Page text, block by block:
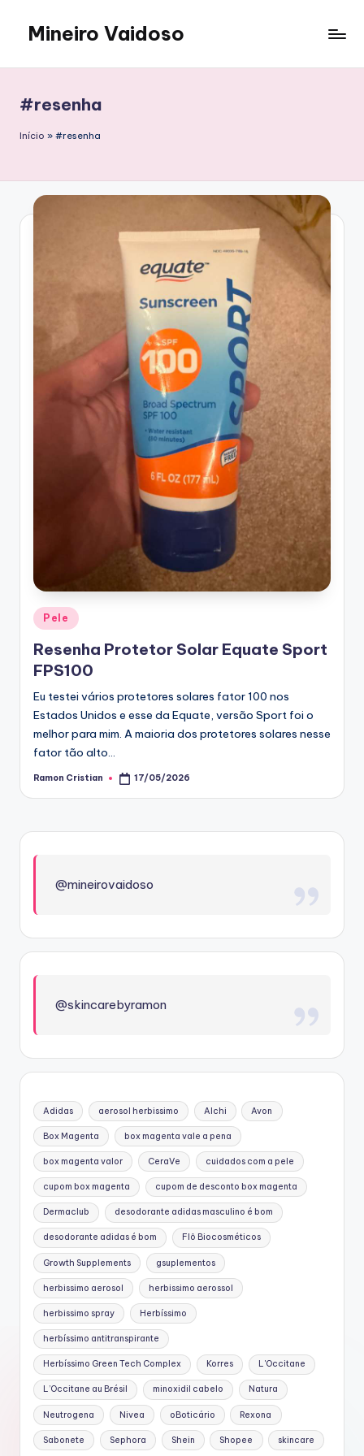
content
Mineiro Vaidoso
Autocuidado
e
Resenhas
#resenha
Início » #resenha
Posted
in
Pele
Resenha Protetor Solar Equate Sport
FPS100
Eu testei vários protetores solares fator 100 nos
Estados Unidos e esse da Equate, versão Sport foi o
melhor para mim. A maioria dos protetores solares nesse
fator tão alto…
Posted
Ramon Cristian 17/05/2026
@mineirovaidoso
@skincarebyramon
Adidas aerosol herbissimo Alchi Avon
Box Magenta box magenta vale a pena
box magenta valor CeraVe cuidados com a pele
cupom box magenta cupom de desconto box magenta
Dermaclub desodorante adidas masculino é bom
desodorante adidas é bom Flô Biocosméticos
Growth Supplements gsuplementos
herbissimo aerosol herbissimo aerossol
herbissimo spray Herbíssimo
herbíssimo antitranspirante
Herbíssimo Green Tech Complex Korres L'Occitane
L’Occitane au Brésil minoxidil cabelo Natura
Neutrogena Nivea oBoticário Rexona
Sabonete Sephora Shein Shopee skincare